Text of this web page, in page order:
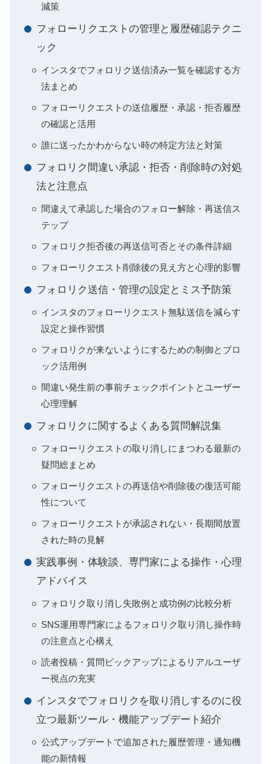
減策
フォローリクエストの管理と履歴確認テクニ
ック
インスタでフォロリク送信済み一覧を確認する方
法まとめ
フォローリクエストの送信履歴・承認・拒否履歴
の確認と活用
誰に送ったかわからない時の特定方法と対策
フォロリク間違い承認・拒否・削除時の対処
法と注意点
間違えて承認した場合のフォロー解除・再送信ス
テップ
フォロリク拒否後の再送信可否とその条件詳細
フォローリクエスト削除後の見え方と心理的影響
フォロリク送信・管理の設定とミス予防策
インスタのフォローリクエスト無駄送信を減らす
設定と操作習慣
フォロリクが来ないようにするための制御とブロ
ック活用例
間違い発生前の事前チェックポイントとユーザー
心理理解
フォロリクに関するよくある質問解説集
フォローリクエストの取り消しにまつわる最新の
疑問総まとめ
フォローリクエストの再送信や削除後の復活可能
性について
フォローリクエストが承認されない・長期間放置
された時の見解
実践事例・体験談、専門家による操作・心理
アドバイス
フォロリク取り消し失敗例と成功例の比較分析
SNS運用専門家によるフォロリク取り消し操作時
の注意点と心構え
読者投稿・質問ピックアップによるリアルユーザ
ー視点の充実
インスタでフォロリクを取り消しするのに役
立つ最新ツール・機能アップデート紹介
公式アップデートで追加された履歴管理・通知機
能の新情報